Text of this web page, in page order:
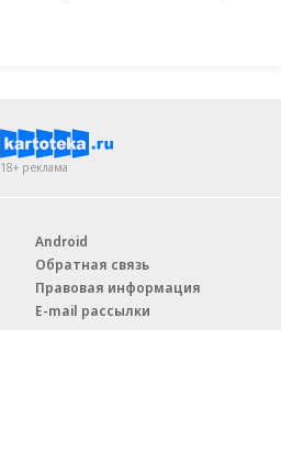
18+ реклама
Android
Обратная связь
Правовая информация
E-mail рассылки